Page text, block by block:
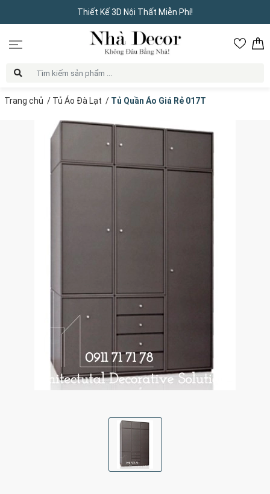
Thiết Kế 3D Nội Thất Miễn Phí!
Trang chủ / Tủ Áo Đà Lạt / Tủ Quần Áo Giá Rẻ 017T